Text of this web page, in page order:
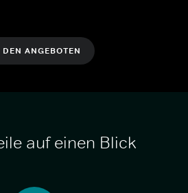
DEN ANGEBOTEN
auf einen Blick